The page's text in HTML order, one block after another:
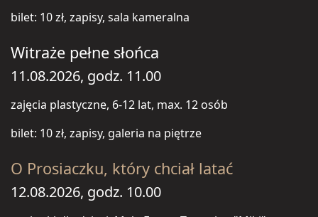
bilet: 10 zł, zapisy, sala kameralna
Witraże pełne słońca
11.08.2026, godz. 11.00
zajęcia plastyczne, 6-12 lat, max. 12 osób
bilet: 10 zł, zapisy, galeria na piętrze
O Prosiaczku, który chciał latać
12.08.2026, godz. 10.00